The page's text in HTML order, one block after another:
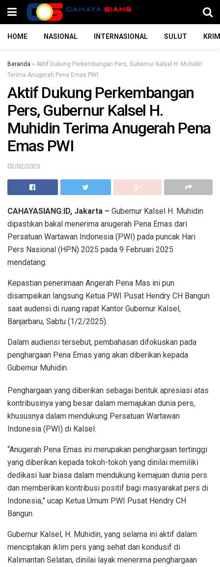
HOME NASIONAL INTERNASIONAL SULUT
Beranda » Aktif Dukung Perkembangan Pers, Gubernur Kalsel H. Muhidin
Terima Anugerah Pena Emas PWI
Aktif Dukung Perkembangan
Pers, Gubernur Kalsel H.
Muhidin Terima Anugerah Pena
Emas PWI
02/02/2025
CAHAYASIANG.ID, Jakarta – Gubernur Kalsel H. Muhidin
dipastikan bakal menerima anugerah Pena Emas dari
Persatuan Wartawan Indonesia (PWI) pada puncak Hari
Pers Nasional (HPN) 2025 pada 9 Februari 2025
mendatang.
Kepastian penerimaan Angerah Pena Mas ini pun
disampaikan langsung Ketua PWI Pusat Hendry CH Bangun
saat audensi di ruang rapat Kantor Gubernur Kalsel,
Banjarbaru, Sabtu (1/2/2025).
Dalam audiensi tersebut, pembahasan difokuskan pada
penghargaan Pena Emas yang akan diberikan kepada
Gubernur Muhidin.
Penghargaan yang diberikan sebagai bentuk apresiasi atas
kontribusinya yang besar dalam memajukan dunia pers,
khususnya dalam mendukung Persatuan Wartawan
Indonesia (PWI) di Kalsel.
“Anugerah Pena Emas ini merupakan penghargaan tertinggi
yang diberikan kepada tokoh-tokoh yang dinilai memiliki
dedikasi luar biasa dalam mendukung kemajuan dunia pers
dan memberikan kontribusi positif bagi masyarakat pers di
Indonesia,” ucap Ketua Umum PWI Pusat Hendry CH
Bangun.
Gubernur Kalsel, H. Muhidin, yang selama ini aktif dalam
menciptakan iklim pers yang sehat dan kondusif di
Kalimantan Selatan, dinilai layak menerima penghargaan